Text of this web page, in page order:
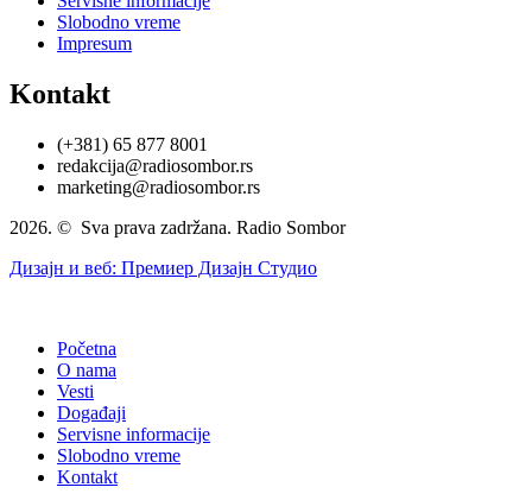
Slobodno vreme
Impresum
Kontakt
(+381) 65 877 8001
redakcija@radiosombor.rs
marketing@radiosombor.rs
2026. © Sva prava zadržana. Radio Sombor
Дизајн и веб: Премиер Дизајн Студио
Početna
O nama
Vesti
Događaji
Servisne informacije
Slobodno vreme
Kontakt